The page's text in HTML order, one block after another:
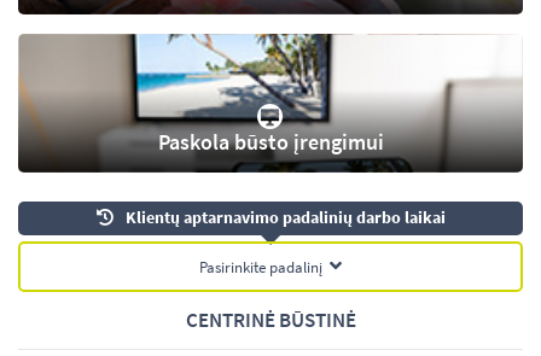
Paskola būsto įrengimui
Klientų aptarnavimo padalinių darbo laikai
Pasirinkite padalinį
CENTRINĖ BŪSTINĖ